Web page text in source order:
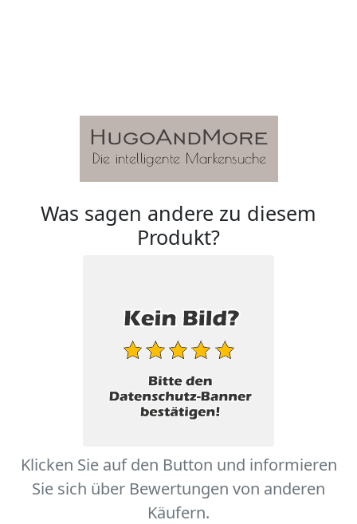
Was sagen andere zu diesem
Produkt?
Klicken Sie auf den Button und informieren
Sie sich über Bewertungen von anderen
Käufern.